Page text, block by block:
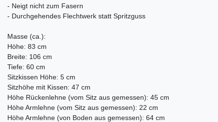
- Neigt nicht zum Fasern
- Durchgehendes Flechtwerk statt Spritzguss
Masse (ca.):
Höhe: 83 cm
Breite: 106 cm
Tiefe: 60 cm
Sitzkissen Höhe: 5 cm
Sitzhöhe mit Kissen: 47 cm
Höhe Rückenlehne (vom Sitz aus gemessen): 45 cm
Höhe Armlehne (vom Sitz aus gemessen): 22 cm
Höhe Armlehne (von Boden aus gemessen): 64 cm